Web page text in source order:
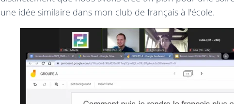
une idée similaire dans mon club de français à l'école.